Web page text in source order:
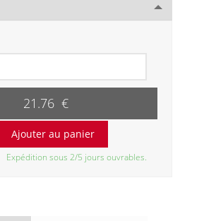
21.76 €
Expédition sous 2/5 jours ouvrables.